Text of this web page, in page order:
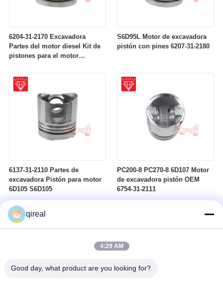
6204-31-2170 Excavadora
Partes del motor diesel Kit de
pistones para el motor
S6D95L Motor de excavadora
pistón con pines 6207-31-2180
6137-31-2110 Partes de
excavadora Pistón para motor
6D105 S6D105
PC200-8 PC270-8 6D107 Motor
de excavadora pistón OEM
6754-31-2111
qireal
4:29 AM
Good day, what product are you looking for?